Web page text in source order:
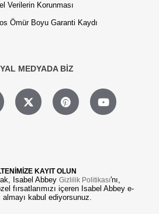
Verilerin Korunması
Ömür Boyu Garanti Kaydı
MEDYADA BİZ
KAYIT OLUN
Isabel Abbey Gizlilik Politikası'nı,
fırsatlarımızı içeren Isabel Abbey e-
almayı kabul ediyorsunuz.